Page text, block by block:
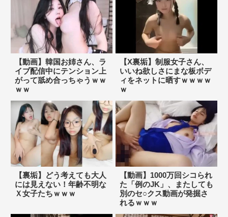
【動画】韓国お姉さん、ラ
イブ配信中にテンション上
がって舐め合っちゃうｗｗ
ｗｗ
【X裏垢】制服女子さん、
いいね欲しさにまな板ボデ
ィをネットに晒すｗｗｗｗ
ｗ
【裏垢】どう考えても大人
には見えない！年齢不明な
Ｘ女子たちｗｗｗ
【動画】1000万回シコられ
た「例のJK」、またしても
別のセ○クス動画が発掘さ
れるｗｗｗ